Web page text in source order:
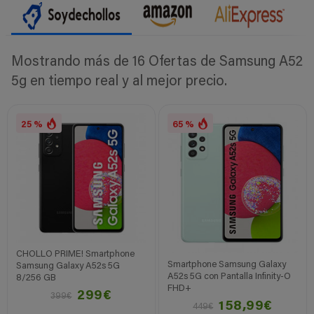
Mostrando más de 16 Ofertas de Samsung A52
5g en tiempo real y al mejor precio.
25 %
CHOLLO PRIME! Smartphone
Samsung Galaxy A52s 5G
8/256 GB
399€
299€
65 %
Smartphone Samsung Galaxy
A52s 5G con Pantalla Infinity-O
FHD+
449€
158,99€